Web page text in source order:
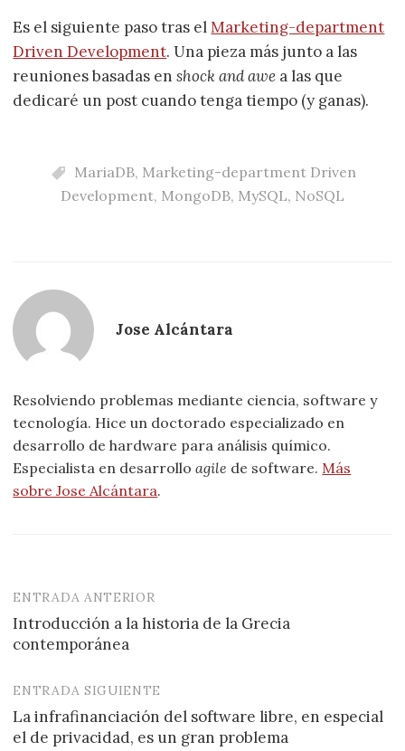
Es el siguiente paso tras elMarketing-department
Driven Development. Una pieza más junto a las
reuniones basadas enshock and awe a las que
dedicaré un post cuando tenga tiempo (y ganas).
MariaDB, Marketing-department Driven
Development, MongoDB, MySQL, NoSQL
Jose Alcántara
Resolviendo problemas mediante ciencia, software y
tecnología. Hice un doctorado especializado en
desarrollo de hardware para análisis químico.
Especialista en desarrolloagile de software. Más
sobre Jose Alcántara.
Navegación
de
ENTRADA ANTERIOR
Introducción a la historia de la Grecia
contemporánea
ENTRADA SIGUIENTE
La infrafinanciación del software libre, en especial
el de privacidad, es un gran problema